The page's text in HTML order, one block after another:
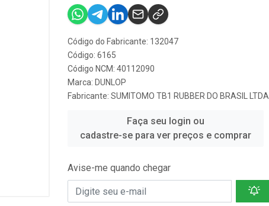
Código do Fabricante: 132047
Código: 6165
Código NCM: 40112090
Marca: DUNLOP
Fabricante: SUMITOMO TB1 RUBBER DO BRASIL LTDA
Faça seu login ou
cadastre-se para ver preços e comprar
Avise-me quando chegar